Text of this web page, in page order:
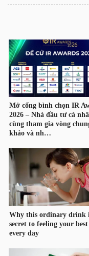
VẬT
LIỆU
CÔNG
TIÊU
DÙNG
KHÔNG